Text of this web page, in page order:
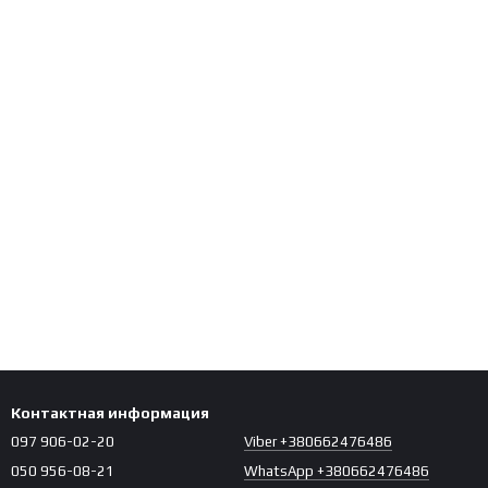
Контактная информация
097 906-02-20
050 956-08-21
Viber +380662476486
WhatsApp +380662476486